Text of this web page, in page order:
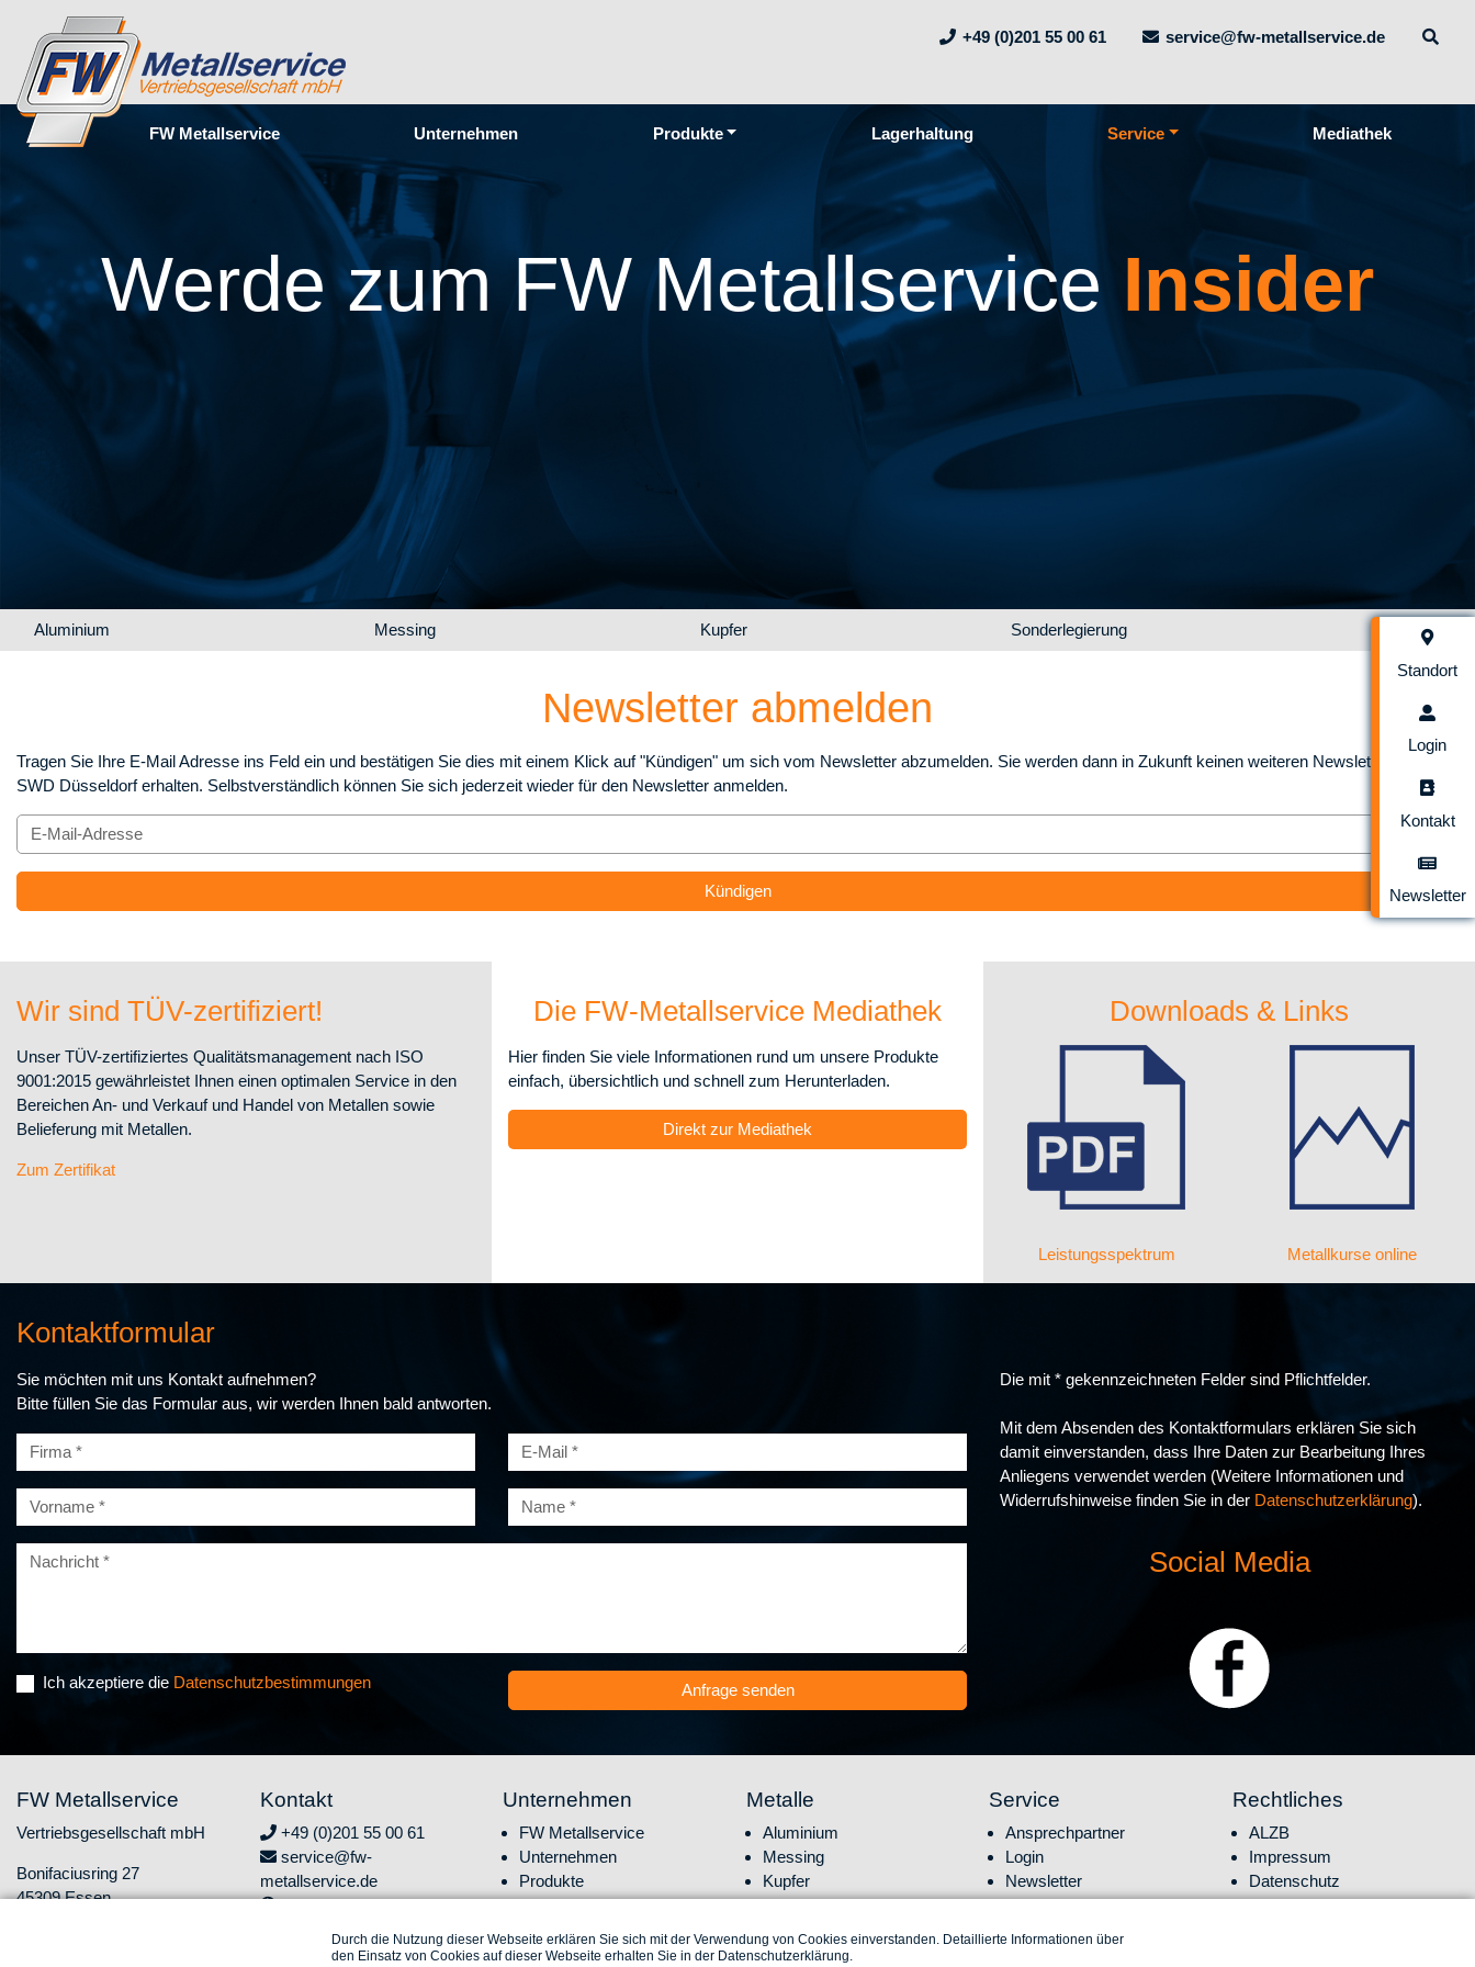
+49 (0)201 55 00 61 service@fw-metallservice.de
Navigation überspringen
FW Metallservice Unternehmen Produkte Lagerhaltung Service Mediathek
Werde zum FW Metallservice Insider
Navigation überspringen
Aluminium Messing Kupfer Sonderlegierung Details
Newsletter abmelden
Tragen Sie Ihre E-Mail Adresse ins Feld ein und bestätigen Sie dies mit einem Klick auf "Kündigen" um sich vom Newsletter abzumelden. Sie werden dann in Zukunft keinen weiteren Newsletter der
SWD Düsseldorf erhalten. Selbstverständlich können Sie sich jederzeit wieder für den Newsletter anmelden.
E-Mail-Adresse
Kündigen
Wir sind TÜV-zertifiziert!
Unser TÜV-zertifiziertes Qualitätsmanagement nach ISO
9001:2015 gewährleistet Ihnen einen optimalen Service in den
Bereichen An- und Verkauf und Handel von Metallen sowie
Belieferung mit Metallen.
Zum Zertifikat
Die FW-Metallservice Mediathek
Hier finden Sie viele Informationen rund um unsere Produkte
einfach, übersichtlich und schnell zum Herunterladen.
Direkt zur Mediathek
Downloads & Links
Leistungsspektrum Metallkurse online
Kontaktformular
Sie möchten mit uns Kontakt aufnehmen?
Bitte füllen Sie das Formular aus, wir werden Ihnen bald antworten.
Ich akzeptiere die Datenschutzbestimmungen Anfrage senden
Die mit * gekennzeichneten Felder sind Pflichtfelder.
Mit dem Absenden des Kontaktformulars erklären Sie sich
damit einverstanden, dass Ihre Daten zur Bearbeitung Ihres
Anliegens verwendet werden (Weitere Informationen und
Widerrufshinweise finden Sie in der Datenschutzerklärung).
Social Media
FW Metallservice
Vertriebsgesellschaft mbH
Bonifaciusring 27
45309 Essen
Kontakt
+49 (0)201 55 00 61
service@fw-
metallservice.de
www.fw-metallservice.de
Unternehmen
Navigation überspringen
FW Metallservice
Unternehmen
Produkte
Lagerhaltung
Mediathek
Metalle
Navigation überspringen
Aluminium
Messing
Kupfer
Sonderlegierung
Service
Navigation überspringen
Ansprechpartner
Login
Newsletter
Jobs
Rechtliches
Navigation überspringen
ALZB
Impressum
Datenschutz
Standort
Login
Kontakt
Newsletter
Durch die Nutzung dieser Webseite erklären Sie sich mit der Verwendung von Cookies einverstanden. Detaillierte Informationen über
den Einsatz von Cookies auf dieser Webseite erhalten Sie in der Datenschutzerklärung.